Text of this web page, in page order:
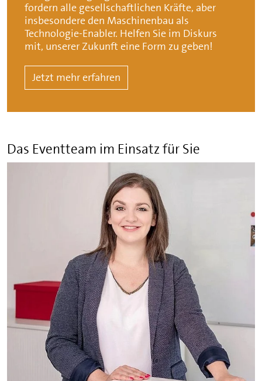
fordern alle gesellschaftlichen Kräfte, aber
insbesondere den Maschinenbau als
Technologie-Enabler. Helfen Sie im Diskurs
mit, unserer Zukunft eine Form zu geben!
Jetzt mehr erfahren
Das Eventteam im Einsatz für Sie